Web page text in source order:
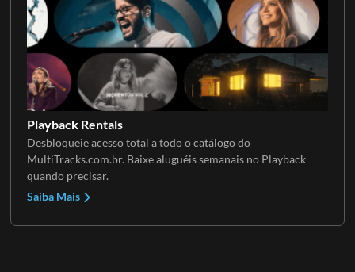
Playback Rentals
Desbloqueie acesso total a todo o catálogo do
MultiTracks.com.br. Baixe aluguéis semanais no Playback
quando precisar.
Saiba Mais